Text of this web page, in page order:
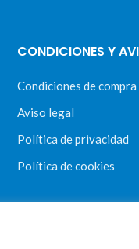
CONDICIONES Y
Condiciones de compra
Aviso legal
Política de privacidad
Política de cookies